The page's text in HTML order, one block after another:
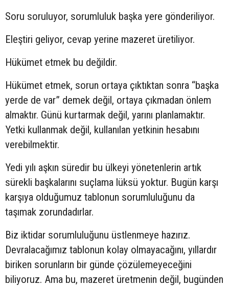
Soru soruluyor, sorumluluk başka yere gönderiliyor.
Eleştiri geliyor, cevap yerine mazeret üretiliyor.
Hükümet etmek bu değildir.
Hükümet etmek, sorun ortaya çıktıktan sonra “başka
yerde de var” demek değil, ortaya çıkmadan önlem
almaktır. Günü kurtarmak değil, yarını planlamaktır.
Yetki kullanmak değil, kullanılan yetkinin hesabını
verebilmektir.
Yedi yılı aşkın süredir bu ülkeyi yönetenlerin artık
sürekli başkalarını suçlama lüksü yoktur. Bugün karşı
karşıya olduğumuz tablonun sorumluluğunu da
taşımak zorundadırlar.
Biz iktidar sorumluluğunu üstlenmeye hazırız.
Devralacağımız tablonun kolay olmayacağını, yıllardır
biriken sorunların bir günde çözülemeyeceğini
biliyoruz. Ama bu, mazeret üretmenin değil, bugünden